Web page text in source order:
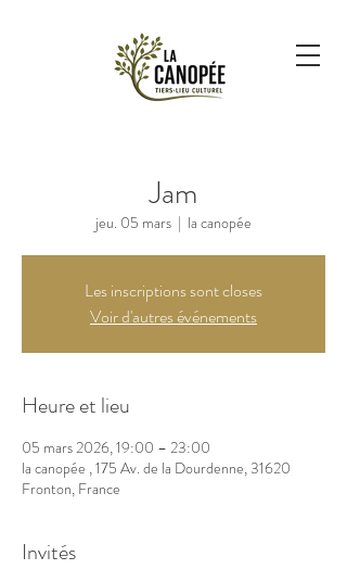
Jam
jeu. 05 mars
  |
la canopée
Les inscriptions sont closes
Voir d'autres événements
Heure et lieu
05 mars 2026, 19:00 – 23:00
la canopée , 175 Av. de la Dourdenne, 31620
Fronton, France
Invités